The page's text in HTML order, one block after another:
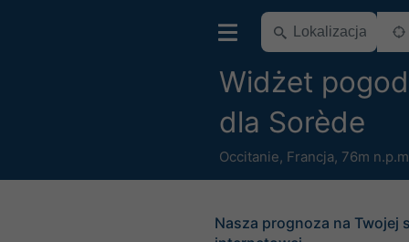
Widżet
dla Sorède
Occitanie, Francja, 76m
Nasza prognoza na Twojej